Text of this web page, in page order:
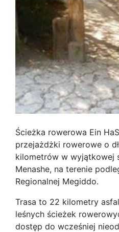
Ścieżka rowerowa Ein
przejażdżki rowerowe o
kilometrów w wyjątkowej
Menashe, na terenie
Regionalnej Megiddo.
Trasa to 22 kilometry
leśnych ścieżek
dostęp do wcześniej